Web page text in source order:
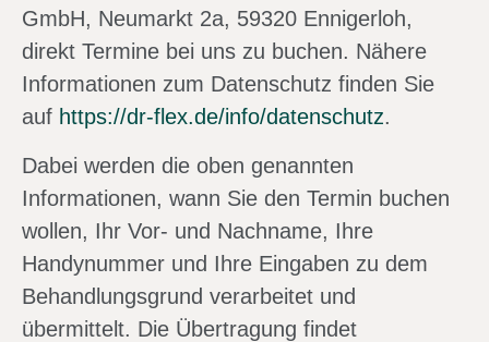
GmbH, Neumarkt 2a, 59320 Ennigerloh,
direkt Termine bei uns zu buchen. Nähere
Informationen zum Datenschutz finden Sie
auf https://dr-flex.de/info/datenschutz.
Dabei werden die oben genannten
Informationen, wann Sie den Termin buchen
wollen, Ihr Vor- und Nachname, Ihre
Handynummer und Ihre Eingaben zu dem
Behandlungsgrund verarbeitet und
übermittelt. Die Übertragung findet